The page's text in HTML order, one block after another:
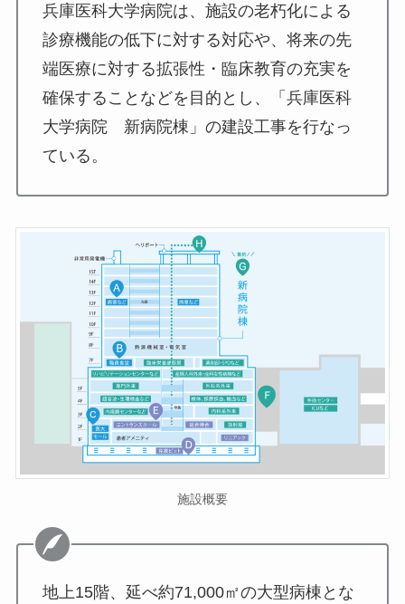
兵庫医科大学病院は、施設の老朽化による
診療機能の低下に対する対応や、将来の先
端医療に対する拡張性・臨床教育の充実を
確保することなどを目的とし、「兵庫医科
大学病院 新病院棟」の建設工事を行なっ
ている。
施設概要
地上15階、延べ約71,000㎡の大型病棟とな